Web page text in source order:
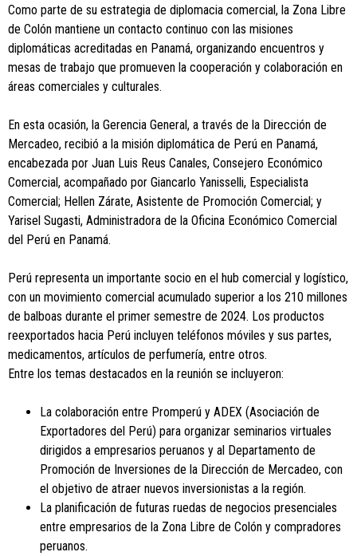
Como parte de su estrategia de diplomacia comercial, la Zona Libre
de Colón mantiene un contacto continuo con las misiones
diplomáticas acreditadas en Panamá, organizando encuentros y
mesas de trabajo que promueven la cooperación y colaboración en
áreas comerciales y culturales.
En esta ocasión, la Gerencia General, a través de la Dirección de
Mercadeo, recibió a la misión diplomática de Perú en Panamá,
encabezada por Juan Luis Reus Canales, Consejero Económico
Comercial, acompañado por Giancarlo Yanisselli, Especialista
Comercial; Hellen Zárate, Asistente de Promoción Comercial; y
Yarisel Sugasti, Administradora de la Oficina Económico Comercial
del Perú en Panamá.
Perú representa un importante socio en el hub comercial y logístico,
con un movimiento comercial acumulado superior a los 210 millones
de balboas durante el primer semestre de 2024. Los productos
reexportados hacia Perú incluyen teléfonos móviles y sus partes,
medicamentos, artículos de perfumería, entre otros.
Entre los temas destacados en la reunión se incluyeron:
La colaboración entre Promperú y ADEX (Asociación de
Exportadores del Perú) para organizar seminarios virtuales
dirigidos a empresarios peruanos y al Departamento de
Promoción de Inversiones de la Dirección de Mercadeo, con
el objetivo de atraer nuevos inversionistas a la región.
La planificación de futuras ruedas de negocios presenciales
entre empresarios de la Zona Libre de Colón y compradores
peruanos.